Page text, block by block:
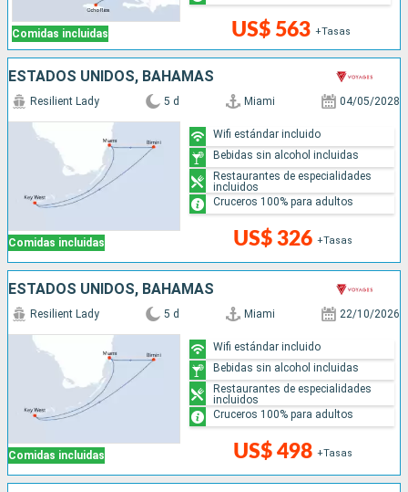
Comidas incluidas US$ 563 +Tasas
ESTADOS UNIDOS, BAHAMAS
Comidas incluidas
Resilient Lady 5 d Miami 04/05/2028
US$ 326 +Tasas
Wifi estándar incluido
Bebidas sin alcohol incluidas
Restaurantes de especialidades
incluidos
Cruceros 100% para adultos
ESTADOS UNIDOS, BAHAMAS
Comidas incluidas
Resilient Lady 5 d Miami 22/10/2026
US$ 498 +Tasas
Wifi estándar incluido
Bebidas sin alcohol incluidas
Restaurantes de especialidades
incluidos
Cruceros 100% para adultos